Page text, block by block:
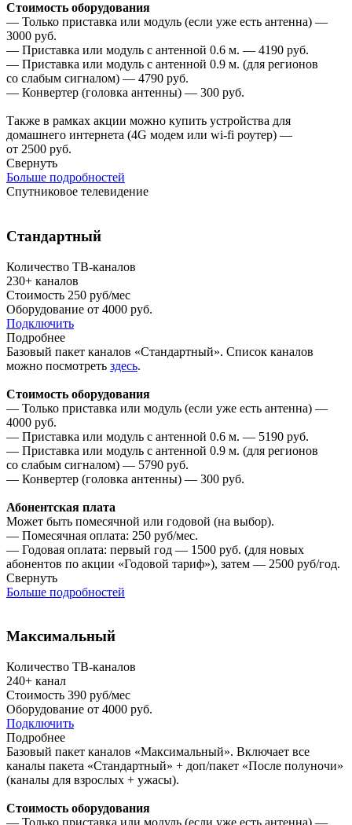
Стоимость оборудования
— Только приставка или модуль (если уже есть антенна) —
3000 руб.
— Приставка или модуль с антенной 0.6 м. — 4190 руб.
— Приставка или модуль с антенной 0.9 м. (для регионов
со слабым сигналом) — 4790 руб.
— Конвертер (головка антенны) — 300 руб.
Также в рамках акции можно купить устройства для
домашнего интернета (4G модем или wi-fi роутер) —
от 2500 руб.
Свернуть
Больше подробностей
Спутниковое телевидение
Стандартный
Количество ТВ-каналов
230+ каналов
Стоимость 250 руб/мес
Оборудование от 4000 руб.
Подключить
Подробнее
Базовый пакет каналов «Стандартный». Список каналов
можно посмотреть здесь.
Стоимость оборудования
— Только приставка или модуль (если уже есть антенна) —
4000 руб.
— Приставка или модуль с антенной 0.6 м. — 5190 руб.
— Приставка или модуль с антенной 0.9 м. (для регионов
со слабым сигналом) — 5790 руб.
— Конвертер (головка антенны) — 300 руб.
Абонентская плата
Может быть помесячной или годовой (на выбор).
— Помесячная оплата: 250 руб/мес.
— Годовая оплата: первый год — 1500 руб. (для новых
абонентов по акции «Годовой тариф»), затем — 2500 руб/год.
Свернуть
Больше подробностей
Максимальный
Количество ТВ-каналов
240+ канал
Стоимость 390 руб/мес
Оборудование от 4000 руб.
Подключить
Подробнее
Базовый пакет каналов «Максимальный». Включает все
каналы пакета «Стандартный» + доп/пакет «После полуночи»
(каналы для взрослых + ужасы).
Стоимость оборудования
— Только приставка или модуль (если уже есть антенна) —